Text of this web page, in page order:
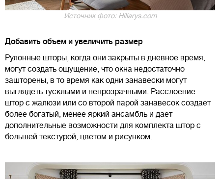
Источник фото: Hillarys.com
Добавить объем и увеличить размер
Рулонные шторы, когда они закрыты в дневное время,
могут создать ощущение, что окна недостаточно
зашторены, в то время как одни занавески могут
выглядеть тусклыми и непрозрачными. Расслоение
штор с жалюзи или со второй парой занавесок создает
более богатый, менее яркий ансамбль и дает
дополнительные возможности для комплекта штор с
большей текстурой, цветом и рисунком.